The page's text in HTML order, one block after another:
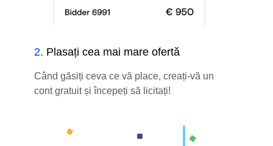
2. Plasați cea mai mare ofertă
Când găsiți ceva ce vă place, creați-vă un
cont gratuit și începeți să licitați!